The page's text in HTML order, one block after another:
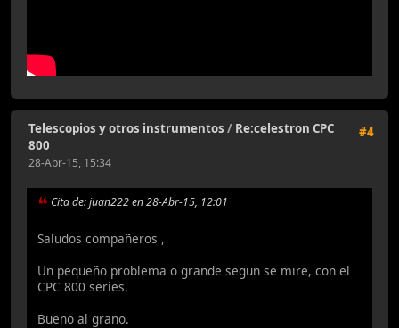
#4
Telescopios y otros instrumentos / Re:celestron CPC
800
28-Abr-15, 15:34
Cita de: juan222 en 28-Abr-15, 12:01
Saludos compañeros ,
Un pequeño problema o grande segun se mire, con el
CPC 800 series.
Bueno al grano.